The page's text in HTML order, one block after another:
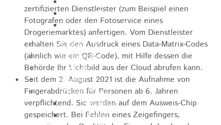
Der Rosenstein
Höhlen rund um Heubach
Heubach Tour
archaeopfad
Flugplatz
Anreise
Schwimmbäder
Hallenbad
Freibad
zertifizierten Dienstleister (zum Beispiel einen
Fotografen oder den Fotoservice eines
Drogeriemarktes) anfertigen. Vom Dienstleister
erhalten Sie den Ausdruck eines Data-Matrix-Codes
(ähnlich wie ein QR-Code), mit Hilfe dessen die
Behörde Ihr Lichtbild aus der Cloud abrufen kann.
Seit dem 2. August 2021 ist die Aufnahme von
Fingerabdrücken für Personen ab 6. Jahren
verpflichtend. Sie werden auf dem Ausweis-Chip
gespeichert. Bei Fehlen eines Zeigefingers,